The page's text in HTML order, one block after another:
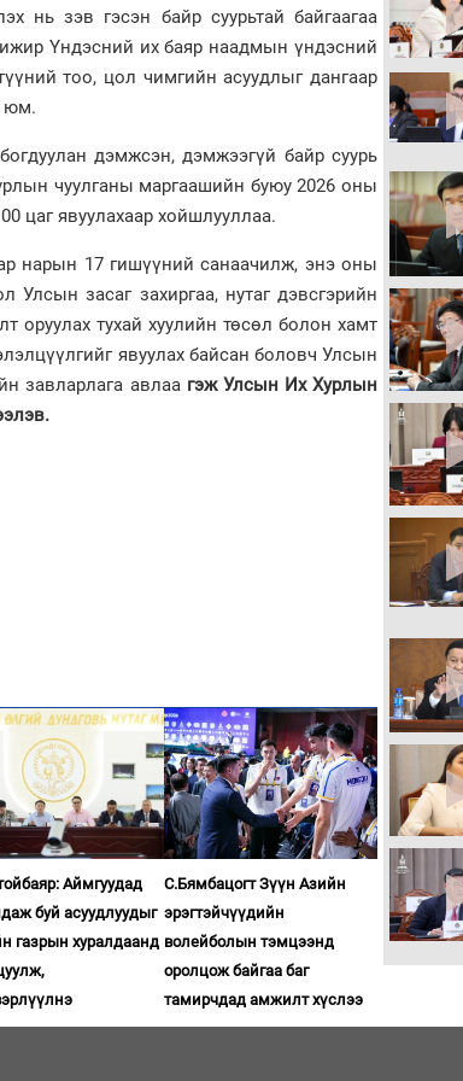
нь зэв гэсэн байр суурьтай байгаагаа
Үндэсний их баяр наадмын үндэсний
тоо, цол чимгийн асуудлыг дангаар
юм.
дэмжсэн, дэмжээгүй байр суурь
чуулганы маргаашийн буюу 2026 оны
цаг явуулахаар хойшлууллаа.
нарын 17 гишүүний санаачилж, энэ оны
засаг захиргаа, нутаг дэвсгэрийн
оруулах тухай хуулийн төсөл болон хамт
явуулах байсан боловч Улсын
завларлага авлаа гэж Улсын Их Хурлын
Аймгуудад
буй асуудлуудыг
газрын хуралдаанд
С.Бямбацогт Зүүн Азийн
эрэгтэйчүүдийн
волейболын тэмцээнд
оролцож байгаа баг
тамирчдад амжилт хүслээ